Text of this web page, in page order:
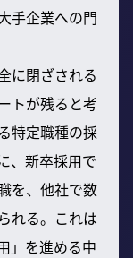
手企業への門
に閉ざされる
トが残ると考
特定職種の採
、新卒採用で
を、他社で数
れる。これは
」を進める中